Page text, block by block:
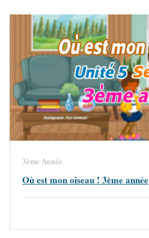
3ème Année
Où est mon oiseau ! 3ème année